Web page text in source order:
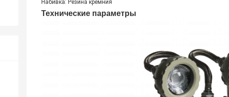
Набивка: Резина кремния
Технические параметры